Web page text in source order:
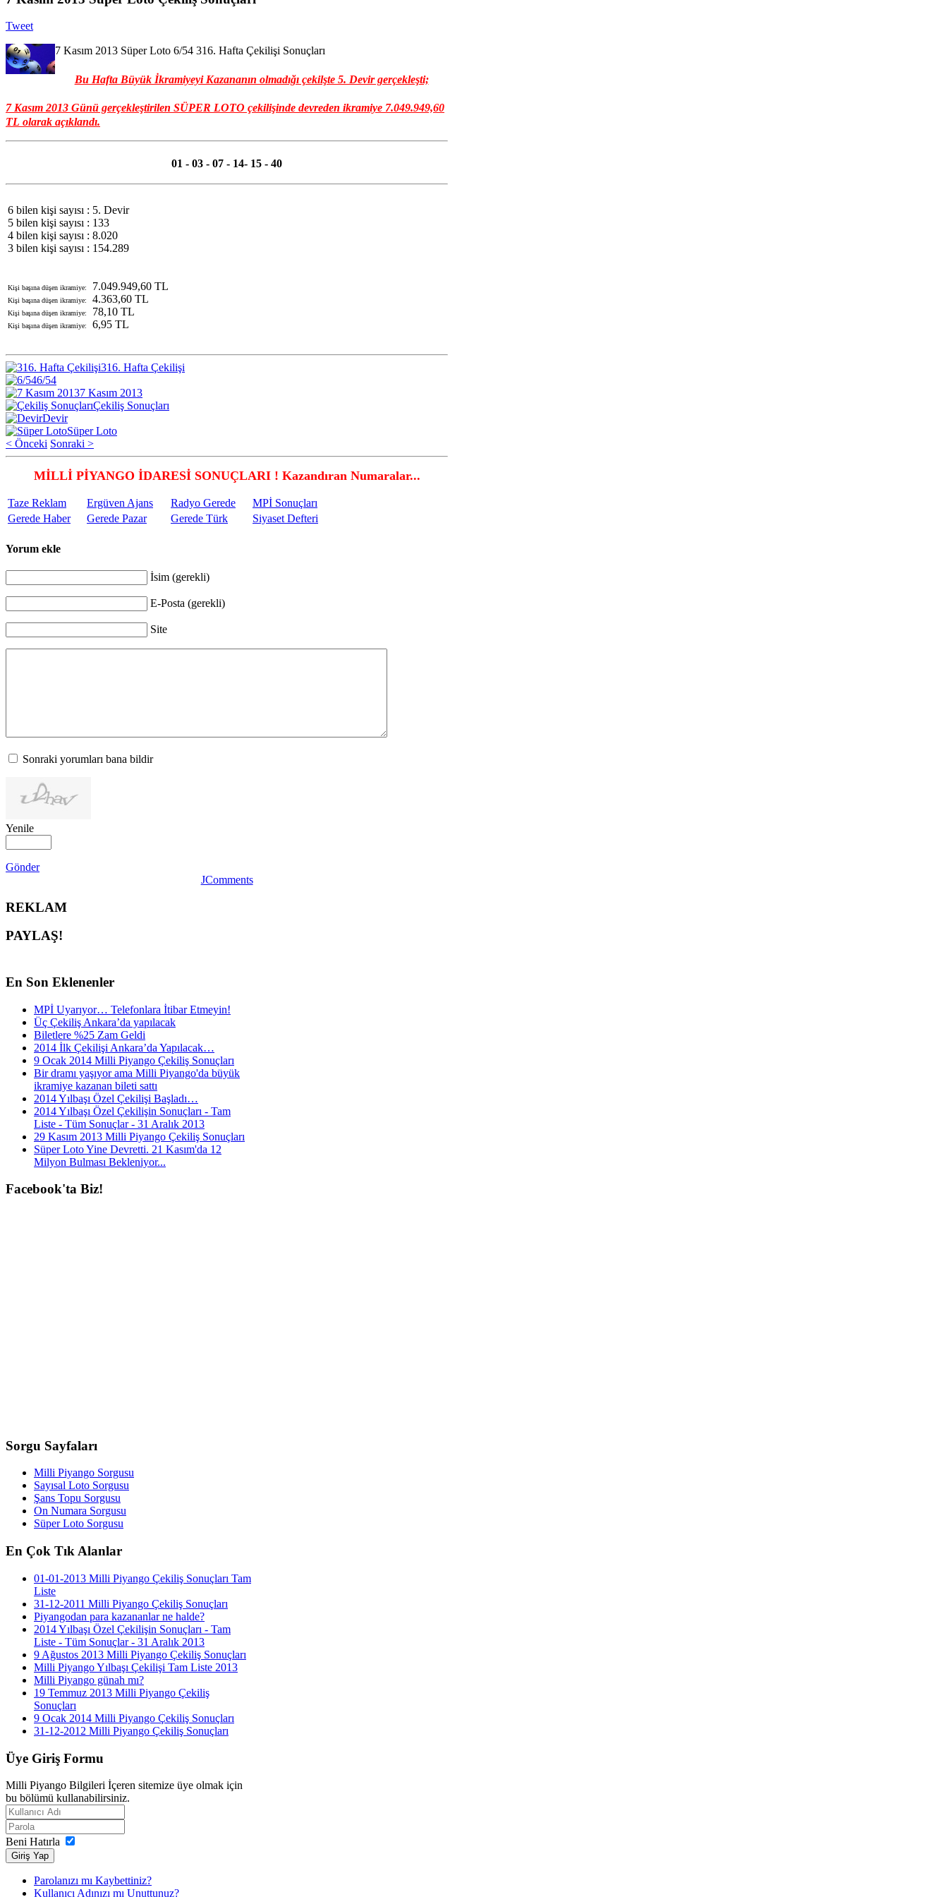
Tweet
7 Kasım 2013 Süper Loto 6/54 316. Hafta Çekilişi Sonuçları
Bu Hafta Büyük İkramiyeyi Kazananın olmadığı çekilşte 5. Devir gerçekleşti;
7 Kasım 2013 Günü gerçekleştirilen SÜPER LOTO çekilişinde devreden ikramiye 7.049.949,60
TL olarak açıklandı.
01 - 03 - 07 - 14- 15 - 40
6 bilen kişi sayısı :
5 bilen kişi sayısı :
4 bilen kişi sayısı :
3 bilen kişi sayısı :
5. Devir
133
8.020
154.289
Kişi başına düşen ikramiye:
Kişi başına düşen ikramiye:
Kişi başına düşen ikramiye:
Kişi başına düşen ikramiye:
7.049.949,60 TL
4.363,60 TL
78,10 TL
6,95 TL
316. Hafta Çekilişi
6/54
7 Kasım 2013
Çekiliş Sonuçları
Devir
Süper Loto
< Önceki Sonraki >
MİLLİ PİYANGO İDARESİ SONUÇLARI ! Kazandıran Numaralar...
Taze Reklam Ergüven Ajans Radyo Gerede
MPİ Sonuçları
Gerede Haber
Gerede Pazar Gerede Türk Siyaset Defteri
Yorum ekle
İsim (gerekli)
E-Posta (gerekli)
Site
Sonraki yorumları bana bildir
Yenile
Gönder
JComments
REKLAM
PAYLAŞ!
En Son Eklenenler
MPİ Uyarıyor… Telefonlara İtibar Etmeyin!
Üç Çekiliş Ankara’da yapılacak
Biletlere %25 Zam Geldi
2014 İlk Çekilişi Ankara’da Yapılacak…
9 Ocak 2014 Milli Piyango Çekiliş Sonuçları
Bir dramı yaşıyor ama Milli Piyango'da büyük
ikramiye kazanan bileti sattı
2014 Yılbaşı Özel Çekilişi Başladı…
2014 Yılbaşı Özel Çekilişin Sonuçları - Tam
Liste - Tüm Sonuçlar - 31 Aralık 2013
29 Kasım 2013 Milli Piyango Çekiliş Sonuçları
Süper Loto Yine Devretti. 21 Kasım'da 12
Milyon Bulması Bekleniyor...
Facebook'ta Biz!
Sorgu Sayfaları
Milli Piyango Sorgusu
Sayısal Loto Sorgusu
Şans Topu Sorgusu
On Numara Sorgusu
Süper Loto Sorgusu
En Çok Tık Alanlar
01-01-2013 Milli Piyango Çekiliş Sonuçları Tam
Liste
31-12-2011 Milli Piyango Çekiliş Sonuçları
Piyangodan para kazananlar ne halde?
2014 Yılbaşı Özel Çekilişin Sonuçları - Tam
Liste - Tüm Sonuçlar - 31 Aralık 2013
9 Ağustos 2013 Milli Piyango Çekiliş Sonuçları
Milli Piyango Yılbaşı Çekilişi Tam Liste 2013
Milli Piyango günah mı?
19 Temmuz 2013 Milli Piyango Çekiliş
Sonuçları
9 Ocak 2014 Milli Piyango Çekiliş Sonuçları
31-12-2012 Milli Piyango Çekiliş Sonuçları
Üye Giriş Formu
Milli Piyango Bilgileri İçeren sitemize üye olmak için
bu bölümü kullanabilirsiniz.
Beni Hatırla
Giriş Yap
Parolanızı mı Kaybettiniz?
Kullanıcı Adınızı mı Unuttunuz?